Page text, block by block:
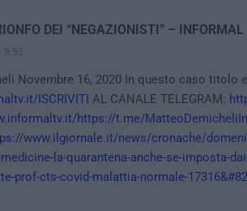
DEI “NEGAZIONISTI” –
9:53
Novembre 16, 2020 In questo caso
ISCRIVITI AL CANALE TELEGRAM:
https://t.me/
www.ilgiornale.it/news/cronache/
la-quarantena-anche-se-imposta-
prof-cts-covid-malattia-normale-